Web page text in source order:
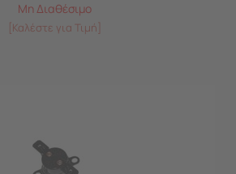
Μη Διαθέσιμο
[Καλέστε για Τιμή]